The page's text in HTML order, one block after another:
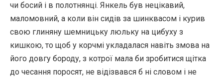
чи босий і в полотнянці. Янкель був нецікавий,
маломовний, а коли він сидів за шинквасом і курив
свою глиняну шемницьку люльку на цибуху з
кишкою, то щоб у корчмі укладалася навіть змова на
його довгу бороду, з котрої мала би зробитися щітка
до чесання поросят, не відізвався б ні словом і не